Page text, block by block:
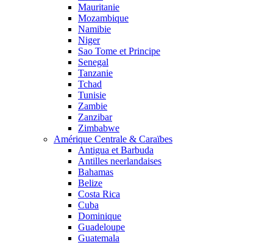
Mauritanie
Mozambique
Namibie
Niger
Sao Tome et Principe
Senegal
Tanzanie
Tchad
Tunisie
Zambie
Zanzibar
Zimbabwe
Amérique Centrale & Caraïbes
Antigua et Barbuda
Antilles neerlandaises
Bahamas
Belize
Costa Rica
Cuba
Dominique
Guadeloupe
Guatemala